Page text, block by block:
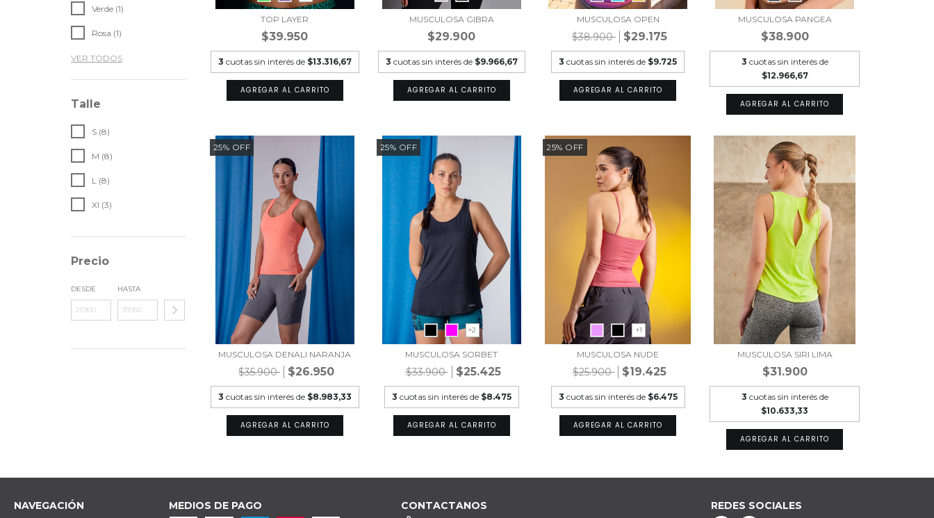
Verde (1)
Rosa (1)
VER TODOS
Talle
S (8)
M (8)
L (8)
Xl (3)
Precio
DESDE HASTA
TOP LAYER
$39.950
3 cuotas sin interés de $13.316,67
AGREGAR AL CARRITO
MUSCULOSA GIBRA
$29.900
3 cuotas sin interés de $9.966,67
AGREGAR AL CARRITO
MUSCULOSA OPEN
$38.900 $29.175
3 cuotas sin interés de $9.725
AGREGAR AL CARRITO
MUSCULOSA PANGEA
$38.900
3 cuotas sin interés de
$12.966,67
AGREGAR AL CARRITO
25% OFF
MUSCULOSA DENALI NARANJA
$35.900 $26.950
3 cuotas sin interés de $8.983,33
AGREGAR AL CARRITO
25% OFF
+2
MUSCULOSA SORBET
$33.900 $25.425
3 cuotas sin interés de $8.475
AGREGAR AL CARRITO
25% OFF
+1
MUSCULOSA NUDE
$25.900 $19.425
3 cuotas sin interés de $6.475
AGREGAR AL CARRITO
MUSCULOSA SIRI LIMA
$31.900
3 cuotas sin interés de
$10.633,33
AGREGAR AL CARRITO
NAVEGACIÓN MEDIOS DE PAGO CONTACTANOS REDES SOCIALES